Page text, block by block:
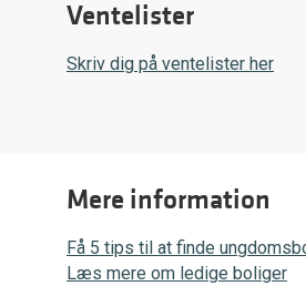
Ventelister
Skriv dig på ventelister her
Mere information
Få 5 tips til at finde
Læs mere om ledige boliger